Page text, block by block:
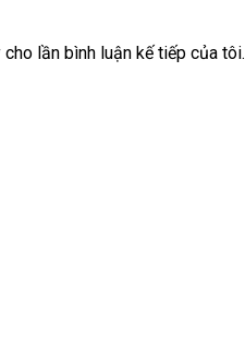
lần bình luận kế tiếp của tôi.